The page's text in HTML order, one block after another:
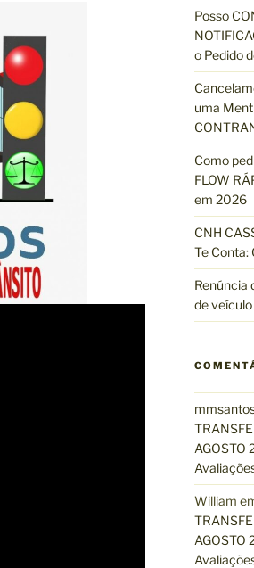
s
a
r
p
o
r
:
Posso
o Pedido
uma
Como
FLOW
em 2026
CNH
Te Conta:
Renúncia
de
AGOSTO
William
AGOSTO